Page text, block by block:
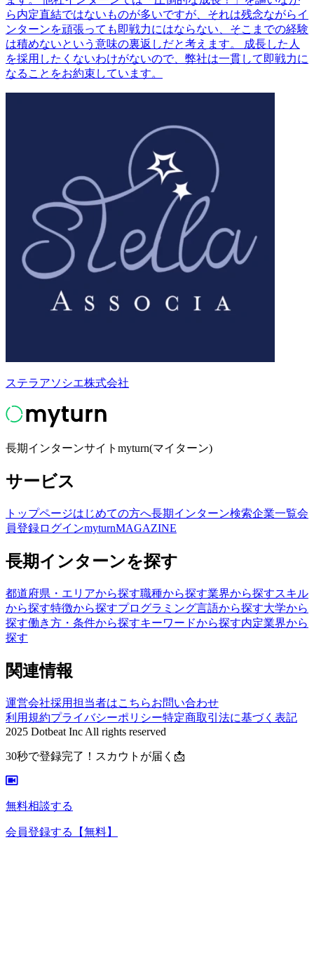
ら内定直結ではないものが多いですが、それは残念ながらイ
ンターンを頑張っても即戦力にはならない、そこまでの経験
は積めないという意味の裏返しだと考えます。 成長した人
を採用したくないわけがないので、弊社は一貫して即戦力に
なることをお約束しています。
ステラアソシエ株式会社
長期インターンサイトmyturn(マイターン)
サービス
トップページはじめての方へ長期インターン検索企業一覧会
員登録ログインmyturnMAGAZINE
長期インターンを探す
都道府県・エリアから探す職種から探す業界から探すスキル
から探す特徴から探すプログラミング言語から探す大学から
探す働き方・条件から探すキーワードから探す内定業界から
探す
関連情報
運営会社採用担当者はこちらお問い合わせ
利用規約プライバシーポリシー特定商取引法に基づく表記
2025 Dotbeat Inc All rights reserved
30秒で登録完了！スカウトが届く📩
無料相談する
会員登録する 【無料】